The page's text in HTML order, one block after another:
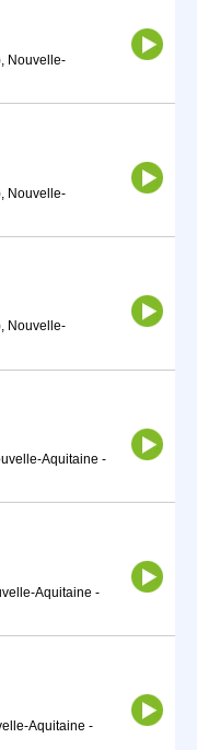
Nouvelle-
Nouvelle-
Nouvelle-
Aquitaine -
Aquitaine -
Aquitaine -